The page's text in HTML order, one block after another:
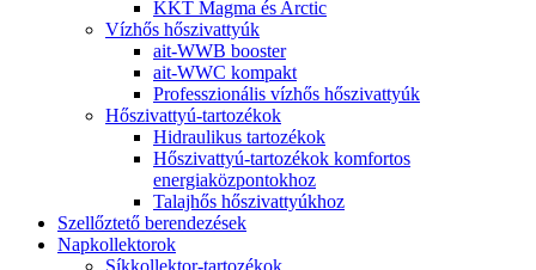
KKT Magma és Arctic
Vízhős hőszivattyúk
ait-WWB booster
ait-WWC kompakt
Professzionális vízhős hőszivattyúk
Hőszivattyú-tartozékok
Hidraulikus tartozékok
Hőszivattyú-tartozékok komfortos
energiaközpontokhoz
Talajhős hőszivattyúkhoz
Szellőztető berendezések
Napkollektorok